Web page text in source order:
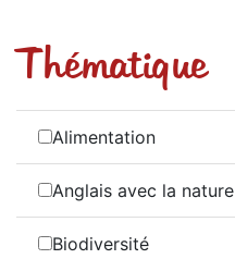
Thématique
Alimentation
Anglais avec la nature
Biodiversité